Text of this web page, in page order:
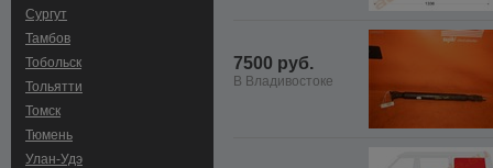
Сургут
Тамбов
Тобольск
Тольятти
Томск
Тюмень
Улан-Удэ
7500 руб.
В Владивостоке